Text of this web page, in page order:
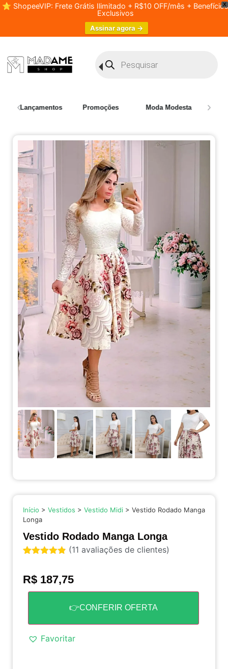
X
⭐ ShopeeVIP: Frete Grátis Ilimitado + R$10 OFF/mês + Benefícios
Exclusivos
Assinar agora →
Lançamentos Promoções Moda Modesta Plus
Início > Vestidos > Vestido Midi > Vestido Rodado Manga
Longa
Vestido Rodado Manga Longa
de 5, com
baseado
em
(11 avaliações de clientes)
R$ 187,75
👉CONFERIR OFERTA
Favoritar